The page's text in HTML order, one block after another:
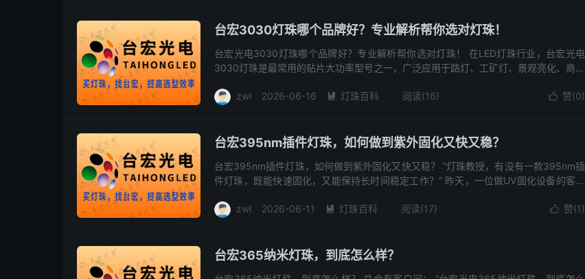
台宏3030灯珠哪个品牌好？专业解析帮你选对灯珠！
台宏光电3030灯珠哪个品牌好？专业解析帮你选对灯珠！ 在LED灯珠行业，台宏光电
3030灯珠是最常用的贴片大功率型号之一，广泛应用于路灯、工矿灯、景观亮化、商业
 赞(0)
zwl 2026-06-16  灯珠百科 阅读(16)
台宏395nm插件灯珠，如何做到紫外固化又快又稳？
台宏395nm插件灯珠，如何做到紫外固化又快又稳？ “灯珠教授，有没有一款395nm插
件灯珠，既能快速固化，又能保持长时间稳定工作？” 昨天，一位做UV固化设备的客户
 赞(1)
zwl 2026-06-11  灯珠百科 阅读(17)
台宏365纳米灯珠，到底怎么样？